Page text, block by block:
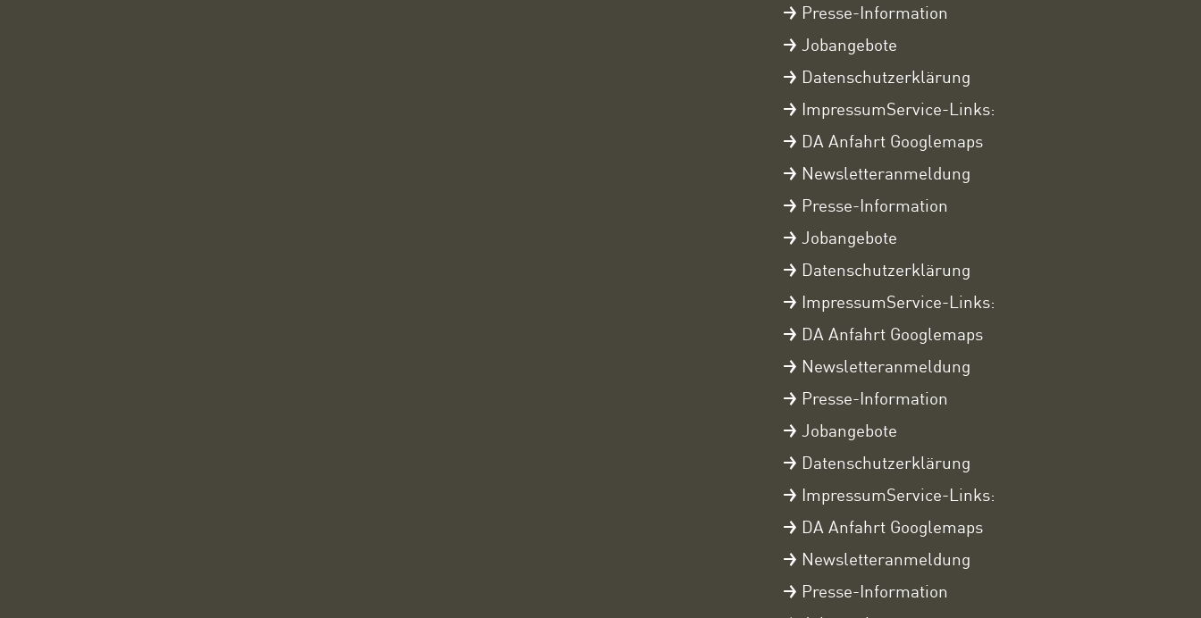
Presse-Information
Jobangebote
Datenschutzerklärung
ImpressumService-Links:
DA Anfahrt Googlemaps
Newsletteranmeldung
Presse-Information
Jobangebote
Datenschutzerklärung
ImpressumService-Links:
DA Anfahrt Googlemaps
Newsletteranmeldung
Presse-Information
Jobangebote
Datenschutzerklärung
ImpressumService-Links:
DA Anfahrt Googlemaps
Newsletteranmeldung
Presse-Information